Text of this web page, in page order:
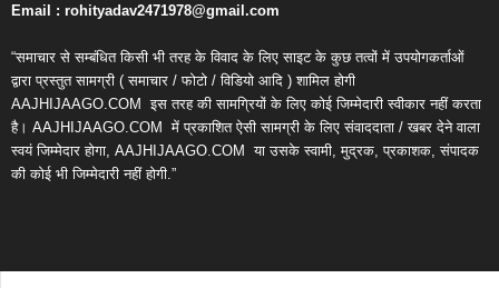
Email : rohityadav2471978@gmail.com
“समाचार से सम्बंधित किसी भी तरह के विवाद के लिए साइट के कुछ तत्वों में उपयोगकर्ताओं
द्वारा प्रस्तुत सामग्री ( समाचार / फोटो / विडियो आदि ) शामिल होगी
AAJHIJAAGO.COM इस तरह की सामग्रियों के लिए कोई जिम्मेदारी स्वीकार नहीं करता
है। AAJHIJAAGO.COM में प्रकाशित ऐसी सामग्री के लिए संवाददाता / खबर देने वाला
स्वयं जिम्मेदार होगा, AAJHIJAAGO.COM या उसके स्वामी, मुद्रक, प्रकाशक, संपादक
की कोई भी जिम्मेदारी नहीं होगी.”